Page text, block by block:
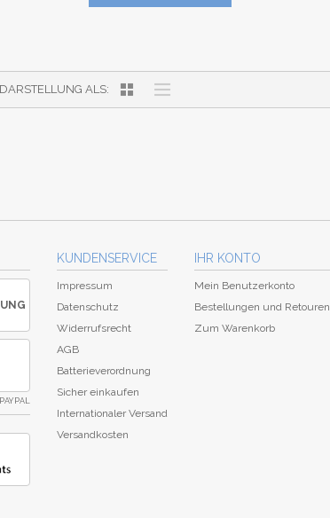
DARSTELLUNG ALS
KUNDENSERVICE
Impressum
Datenschutz
Widerrufsrecht
AGB
Batterieverordnung
Sicher einkaufen
Internationaler Versand
Versandkosten
IHR KONTO
Mein Benutzerkonto
Bestellungen und Retouren
Zum Warenkorb